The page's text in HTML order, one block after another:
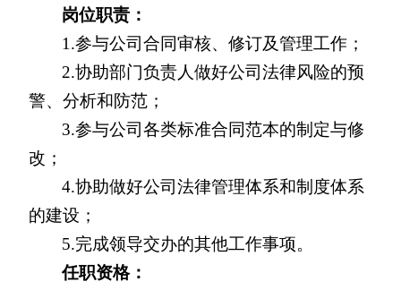
岗位职责：
1.参与公司合同审核、修订及管理工作；
2.协助部门负责人做好公司法律风险的预
警、分析和防范；
3.参与公司各类标准合同范本的制定与修
改；
4.协助做好公司法律管理体系和制度体系
的建设；
5.完成领导交办的其他工作事项。
任职资格：